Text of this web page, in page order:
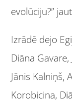
evolūciju?”
Izrādē dejo
Diāna
Jānis Kalniņš,
Korobicina,